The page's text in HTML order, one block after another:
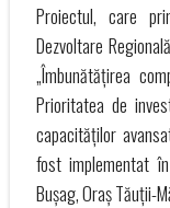
Proiectul, care
Dezvoltare
„Îmbunătățirea
Prioritatea de
capacităților
fost implementat
Bușag, Oraș Tăuții-